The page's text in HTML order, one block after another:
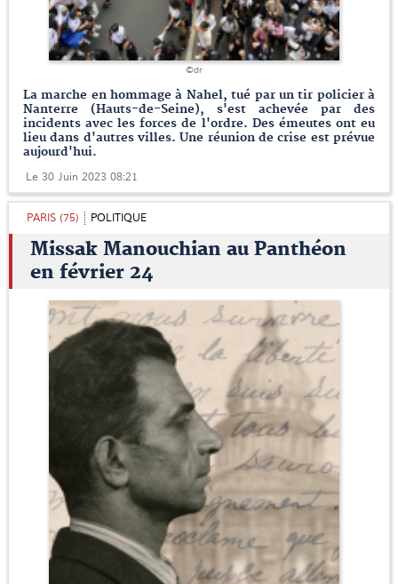
©dr
La marche en hommage à Nahel, tué par un tir policier à
Nanterre (Hauts-de-Seine), s'est achevée par des
incidents avec les forces de l'ordre. Des émeutes ont eu
lieu dans d'autres villes. Une réunion de crise est prévue
aujourd'hui.
Le 30 Juin 2023 08:21
PARIS (75) POLITIQUE
Missak Manouchian au Panthéon
en février 24